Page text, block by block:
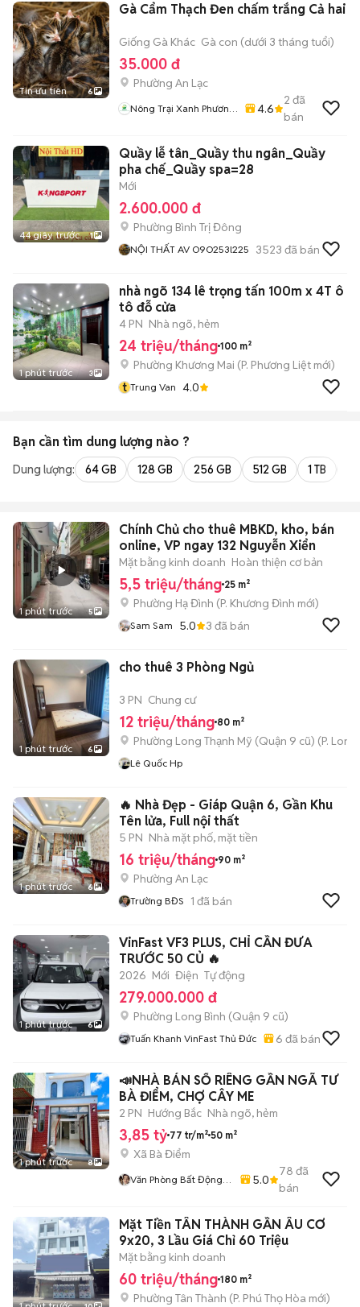
Tin ưu tiên 6
Gà Cẩm Thạch Đen chấm trắng Cả hai
Giống Gà Khác Gà con (dưới 3 tháng tuổi)
35.000 đ
Phường An Lạc
Nông Trại Xanh Phương
4.6
2 đã
bán
44 giây trước 1
Quầy lễ tân_Quầy thu ngân_Quầy
pha chế_Quầy spa=28
Mới
2.600.000 đ
Phường Bình Trị Đông
NỘI THẤT AV O9O253l225 3523 đã bán
1 phút trước 3
nhà ngõ 134 lê trọng tấn 100m x 4T ô
tô đỗ cửa
4 PN Nhà ngõ, hẻm
24 triệu/tháng 100 m²
Phường Khương Mai (P. Phương Liệt mới)
t Trung Van 4.0
Bạn cần tìm dung lượng nào ?
Dung lượng: 64 GB 128 GB 256 GB 512 GB 1 TB
1 phút trước 5
Chính Chủ cho thuê MBKD, kho, bán
online, VP ngay 132 Nguyễn Xiển
Mặt bằng kinh doanh Hoàn thiện cơ bản
5,5 triệu/tháng 25 m²
Phường Hạ Đình (P. Khương Đình mới)
Sam Sam 5.0 3 đã bán
1 phút trước 6
cho thuê 3 Phòng Ngủ
3 PN Chung cư
12 triệu/tháng 80 m²
Phường Long Thạnh Mỹ (Quận 9 cũ) (P.
Lê Quốc Hp
1 phút trước 6
🔥 Nhà Đẹp - Giáp Quận 6, Gần Khu
Tên lửa, Full nội thất
5 PN Nhà mặt phố, mặt tiền
16 triệu/tháng 90 m²
Phường An Lạc
Trường BĐS 1 đã bán
1 phút trước 6
VinFast VF3 PLUS, CHỈ CẦN ĐƯA
TRƯỚC 50 CỦ 🔥
2026 Mới Điện Tự động
279.000.000 đ
Phường Long Bình (Quận 9 cũ)
Tuấn Khanh VinFast Thủ Đức 6 đã bán
1 phút trước 8
📣NHÀ BÁN SỔ RIÊNG GẦN NGÃ TƯ
BÀ ĐIỂM, CHỢ CÂY ME
2 PN Hướng Bắc Nhà ngõ, hẻm
3,85 tỷ 77 tr/m² 50 m²
Xã Bà Điểm
Văn Phòng Bất Động
5.0
78 đã
bán
Mặt Tiền TÂN THÀNH GẦN ÂU CƠ
9x20, 3 Lầu Giá Chỉ 60 Triệu
Mặt bằng kinh doanh
60 triệu/tháng 180 m²
Phường Tân Thành (P. Phú Thọ Hòa mới)